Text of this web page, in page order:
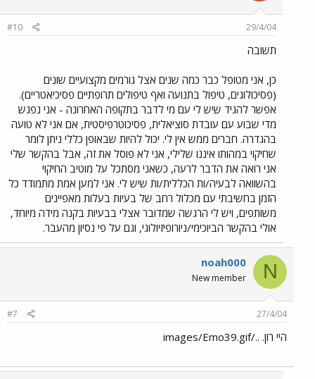
29/4/04
#10
תשובה
כן, אני מטופל כבר כמה שנים אצל גורמים מקצועיים שונים
(פסיכולוגים, טיפול בתנועה ואף טיפולים תרופתיים פסיכיאטריים).
אפשר להגיד שיש לי עם מי לדבר בתקופה האחרונה - אני נפגש
מדי שבוע עם עובדת סוציאלית, פסיכוטרפיסטית, אם אני לא טועה
בהגדרה. חברים ממש אין לי. יכול להיות שבאופן כללי ניתן לומר
שחיקוי במהותו איננו שלילי, אני לא פוסל את זה, אבל בהקשר שלי
אני רואה את הדבר לרעה, כשאני מסתכל על מוטיב החיקוי
בהשוואה לבעיה/ות הכללית/ות שיש לי. אני למען אמת מתמודד כל
הזמן בחשיבתי עם מכלול רחב של בעיות בעלות מאפיינים
משותפים, ויש לי הרגשה שמדובר אצלי בבעיות בקנה מידה מיוחד,
אולי בהקשר הביוכימי/ניורופיזיולוגי, וגם על פי נסיון מהעבר.
N
noah000
New member
27/4/04
#7
היי רון. ../images/Emo39.gif